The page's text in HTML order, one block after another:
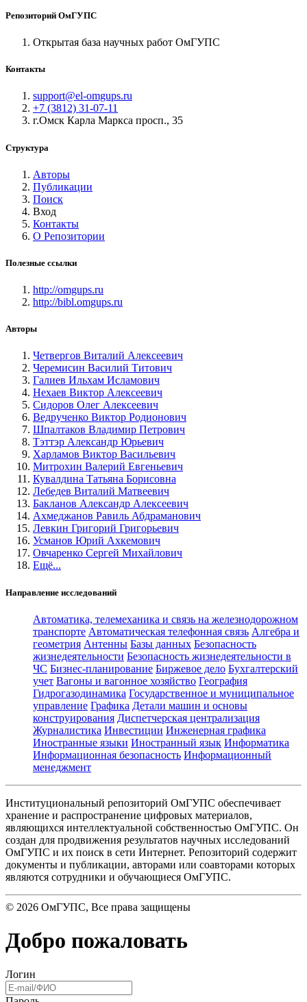
Репозиторий ОмГУПС
Открытая база научных работ ОмГУПС
Контакты
support@el-omgups.ru
+7 (3812) 31-07-11
г.Омск Карла Маркса просп., 35
Структура
Авторы
Публикации
Поиск
Вход
Контакты
О Репозитории
Полезные ссылки
http://omgups.ru
http://bibl.omgups.ru
Авторы
Четвергов Виталий Алексеевич
Черемисин Василий Титович
Галиев Ильхам Исламович
Нехаев Виктор Алексеевич
Сидоров Олег Алексеевич
Ведрученко Виктор Родионович
Шпалтаков Владимир Петрович
Тэттэр Александр Юрьевич
Харламов Виктор Васильевич
Митрохин Валерий Евгеньевич
Кувалдина Татьяна Борисовна
Лебедев Виталий Матвеевич
Бакланов Александр Алексеевич
Ахмеджанов Равиль Абдраманович
Левкин Григорий Григорьевич
Усманов Юрий Ахкемович
Овчаренко Сергей Михайлович
Ещё...
Направление исследований
Автоматика, телемеханика и связь на железнодорожном
транспорте Автоматическая телефонная связь Алгебра и
геометрия Антенны Базы данных Безопасность
жизнедеятельности Безопасность жизнедеятельности в
ЧС Бизнес-планирование Биржевое дело Бухгалтерский
учет Вагоны и вагонное хозяйство География
Гидрогазодинамика Государственное и муниципальное
управление Графика Детали машин и основы
конструирования Диспетчерская централизация
Журналистика Инвестиции Инженерная графика
Иностранные языки Иностранный язык Информатика
Информационная безопасность Информационный
менеджмент
Институциональный репозиторий ОмГУПС обеспечивает
хранение и распространение цифровых материалов,
являющихся интеллектуальной собственностью ОмГУПС. Он
создан для продвижения результатов научных исследований
ОмГУПС и их поиск в сети Интернет. Репозиторий содержит
документы и публикации, авторами или соавторами которых
являются сотрудники и обучающиеся ОмГУПС.
© 2026 ОмГУПС, Все права защищены
Добро пожаловать
Логин